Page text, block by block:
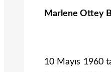
Marlene Ottey
10 Mayıs 1960